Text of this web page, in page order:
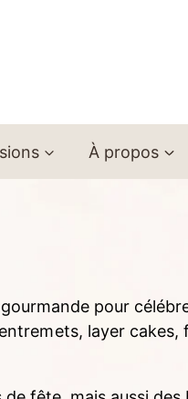
À propos
pour
layer